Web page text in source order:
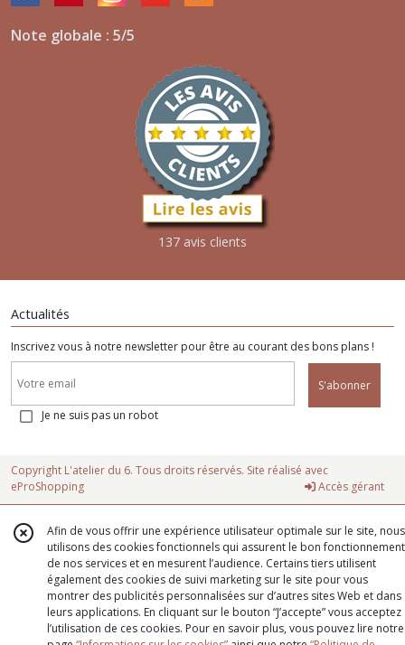
Note globale : 5/5
137 avis clients
Actualités
Inscrivez vous à notre newsletter pour être au courant des bons plans !
S'abonner
Je ne suis pas un robot
Copyright L'atelier du 6. Tous droits réservés. Site réalisé avec
eProShopping
Accès gérant
Afin de vous offrir une expérience utilisateur optimale sur le site, nous
utilisons des cookies fonctionnels qui assurent le bon fonctionnement
de nos services et en mesurent l’audience. Certains tiers utilisent
également des cookies de suivi marketing sur le site pour vous
montrer des publicités personnalisées sur d’autres sites Web et dans
leurs applications. En cliquant sur le bouton “J’accepte” vous acceptez
l’utilisation de ces cookies. Pour en savoir plus, vous pouvez lire notre